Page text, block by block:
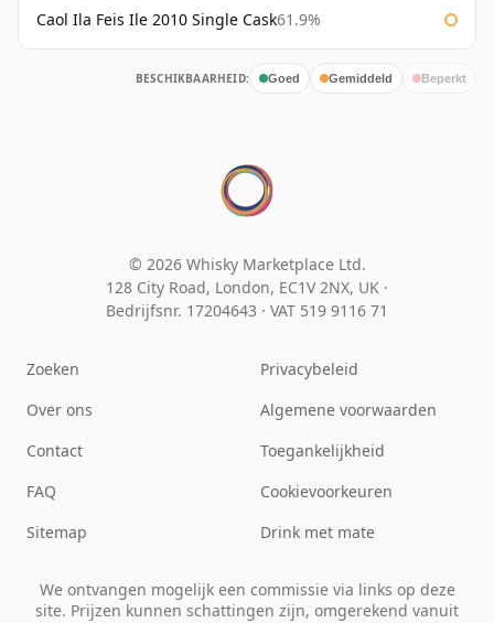
Caol Ila Feis Ile 2010 Single Cask61.9%
BESCHIKBAARHEID: Goed Gemiddeld Beperkt
© 2026 Whisky Marketplace Ltd.
128 City Road, London, EC1V 2NX, UK ·
Bedrijfsnr. 17204643 · VAT 519 9116 71
Zoeken
Over ons
Contact
FAQ
Sitemap
Privacybeleid
Algemene voorwaarden
Toegankelijkheid
Cookievoorkeuren
Drink met mate
We ontvangen mogelijk een commissie via links op deze
site. Prijzen kunnen schattingen zijn, omgerekend vanuit